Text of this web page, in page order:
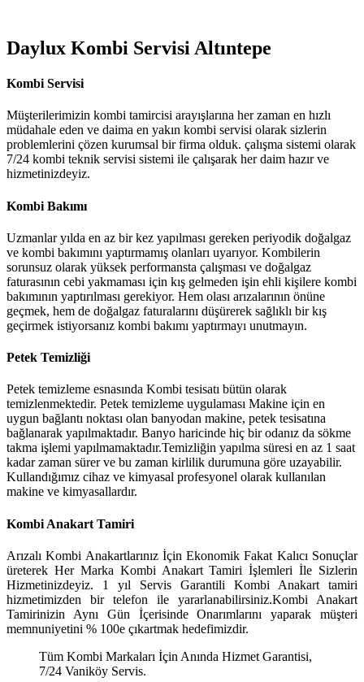
Daylux Kombi Servisi Altıntepe
Kombi Servisi
Müşterilerimizin kombi tamircisi arayışlarına her zaman en hızlı
müdahale eden ve daima en yakın kombi servisi olarak sizlerin
problemlerini çözen kurumsal bir firma olduk. çalışma sistemi olarak
7/24 kombi teknik servisi sistemi ile çalışarak her daim hazır ve
hizmetinizdeyiz.
Kombi Bakımı
Uzmanlar yılda en az bir kez yapılması gereken periyodik doğalgaz
ve kombi bakımını yaptırmamış olanları uyarıyor. Kombilerin
sorunsuz olarak yüksek performansta çalışması ve doğalgaz
faturasının cebi yakmaması için kış gelmeden işin ehli kişilere kombi
bakımının yaptırılması gerekiyor. Hem olası arızalarının önüne
geçmek, hem de doğalgaz faturalarını düşürerek sağlıklı bir kış
geçirmek istiyorsanız kombi bakımı yaptırmayı unutmayın.
Petek Temizliği
Petek temizleme esnasında Kombi tesisatı bütün olarak
temizlenmektedir. Petek temizleme uygulaması Makine için en
uygun bağlantı noktası olan banyodan makine, petek tesisatına
bağlanarak yapılmaktadır. Banyo haricinde hiç bir odanız da sökme
takma işlemi yapılmamaktadır.Temizliğin yapılma süresi en az 1 saat
kadar zaman sürer ve bu zaman kirlilik durumuna göre uzayabilir.
Kullandığımız cihaz ve kimyasal profesyonel olarak kullanılan
makine ve kimyasallardır.
Kombi Anakart Tamiri
Arızalı Kombi Anakartlarınız İçin Ekonomik Fakat Kalıcı Sonuçlar
üreterek Her Marka Kombi Anakart Tamiri İşlemleri İle Sizlerin
Hizmetinizdeyiz. 1 yıl Servis Garantili Kombi Anakart tamiri
hizmetimizden bir telefon ile yararlanabilirsiniz.Kombi Anakart
Tamirinizin Aynı Gün İçerisinde Onarımlarını yaparak müşteri
memnuniyetini % 100e çıkartmak hedefimizdir.
Tüm Kombi Markaları İçin Anında Hizmet Garantisi,
7/24 Vaniköy Servis.